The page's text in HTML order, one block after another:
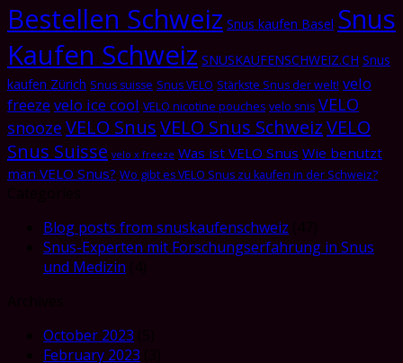
Bestellen Schweiz Snus kaufen Basel Snus
Kaufen Schweiz SNUSKAUFENSCHWEIZ.CH Snus
kaufen Zürich Snus suisse Snus VELO Stärkste Snus der welt! velo
freeze velo ice cool VELO nicotine pouches velo snis VELO
snooze VELO SnusVELO Snus SchweizVELO
Snus Suisse velo x freeze Was ist VELO Snus Wie benutzt
man VELO Snus? Wo gibt es VELO Snus zu kaufen in der Schweiz?
Blog posts from snuskaufenschweiz
Snus-Experten mit Forschungserfahrung in Snus
und Medizin
October 2023
February 2023